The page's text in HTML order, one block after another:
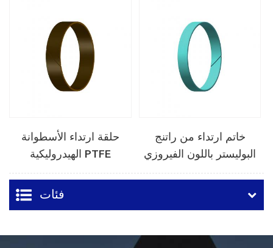
حلقة ارتداء الأسطوانة
الهيدروليكية PTFE
خاتم ارتداء من راتنج
البوليستر باللون الفيروزي
فئات